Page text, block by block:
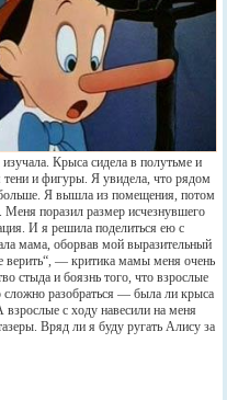
Крыса сидела в полутьме и
тени и фигуры. Я увидела, что рядом
Я вышла из помещения, потом
поразил размер исчезнувшего
И я решила поделиться ею с
мама, оборвав мой выразительный
верить“, — критика мамы меня очень
стыда и боязнь того, что взрослые
разобраться — была ли крыса
с ходу навесили на меня
Вряд ли я буду ругать Алису за